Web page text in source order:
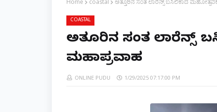
Home coastal ಅತ್ತೂರಿನ ಸಂತ ಲಾರೆನ್ಸ್ ಬಸಿಲಿಕಾದ
COASTAL
ಅತ್ತೂರಿನ ಸಂತ ಲಾರೆನ್ಸ್
ಮಹಾಪ್ರವಾಹ
ONLINE PUDU 1/29/2025 07:17:00 PM